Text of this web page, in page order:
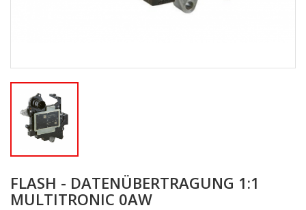
FLASH - DATENÜBERTRAGUNG 1:1
MULTITRONIC 0AW